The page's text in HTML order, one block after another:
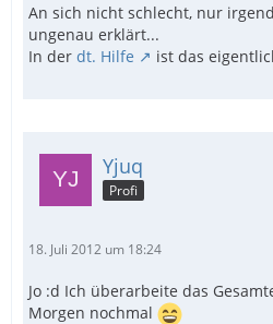
An sich nicht schlecht, nur
ungenau erklärt...
In der dt. Hilfe ist das
Yjuq
Profi
18. Juli 2012 um 18:24
Jo :d Ich überarbeite das
Morgen nochmal